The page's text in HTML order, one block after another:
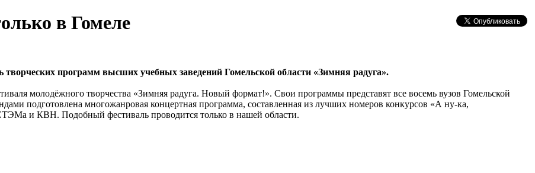
в Гомеле
программ высших учебных заведений Гомельской области «Зимняя радуга».
молодёжного творчества «Зимняя радуга. Новый формат!». Свои программы представят все восемь вузов Гомельской
подготовлена многожанровая концертная программа, составленная из лучших номеров конкурсов «А ну-ка,
и КВН. Подобный фестиваль проводится только в нашей области.